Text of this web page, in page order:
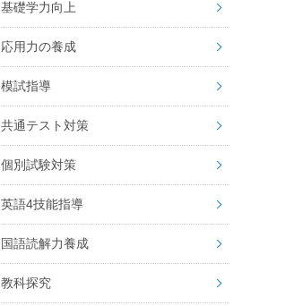
基礎学力向上
応用力の養成
模試指導
共通テスト対策
個別試験対策
英語4技能指導
国語読解力養成
教科探究